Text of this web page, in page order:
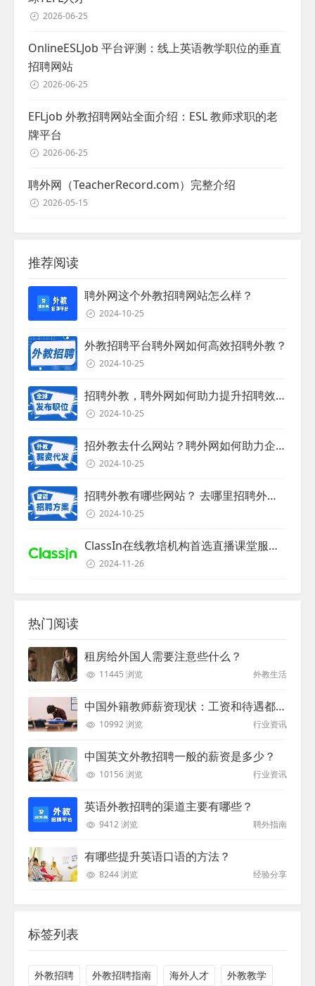
2026-06-25
OnlineESLJob 平台评测：线上英语教学职位的垂直
招聘网站
2026-06-25
EFLjob 外教招聘网站全面介绍：ESL 教师求职的老
牌平台
2026-06-25
聘外网（TeacherRecord.com）完整介绍
2026-05-15
推荐阅读
聘外网这个外教招聘网站怎么样？
2024-10-25
外教招聘平台聘外网如何高效招聘外教？
2024-10-25
招聘外教，聘外网如何助力提升招聘效率？
2024-10-25
招外教去什么网站？聘外网如何助力企业外教招聘
2024-10-25
招聘外教有哪些网站？ 去哪里招聘外教？
2024-10-25
ClassIn在线教培机构首选直播课堂服务商
2024-11-26
热门阅读
租房给外国人需要注意些什么？
11445 浏览 外教生活
中国外籍教师薪资现状：工资和待遇都非常高
10992 浏览 行业资讯
中国英文外教招聘一般的薪资是多少？
10156 浏览 行业资讯
英语外教招聘的渠道主要有哪些？
9412 浏览 聘外指南
有哪些提升英语口语的方法？
8244 浏览 经验分享
标签列表
外教招聘 外教招聘指南 海外人才 外教教学